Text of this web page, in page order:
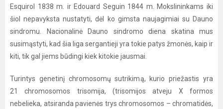
Esquirol 1838 m. ir Edouard Seguin 1844 m. Mokslininkams iki
šiol nepavyksta nustatyti, dėl ko gimsta naujagimiai su Dauno
sindromu. Nacionalinė Dauno sindromo diena skatina mus
susimąstyti, kad šia liga sergantieji yra tokie patys žmonės, kaip ir
kiti, tik gal jiems būdingi kiek kitokie jausmai.
Turintys genetinį chromosomų sutrikimą, kurio priežastis yra
21 chromosomos trisomija, (trisomijos atveju X formos
nebelieka, atsiranda pavienės trys chromosomos – chromatidės,